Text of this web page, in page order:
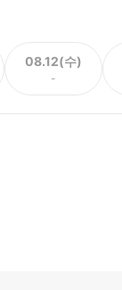
08.12(수)
-